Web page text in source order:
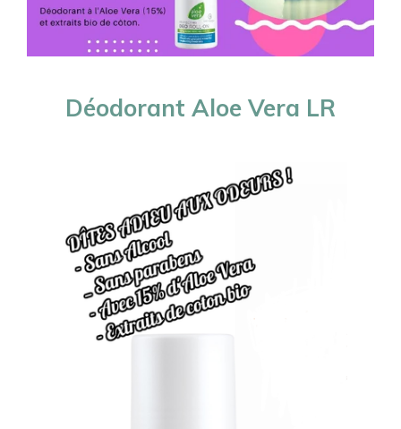
Déodorant Aloe Vera LR